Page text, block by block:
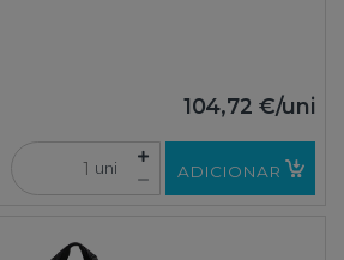
104,72 €/uni
uni ADICIONAR